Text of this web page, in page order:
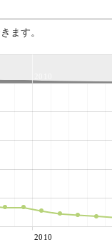
ます。
2010